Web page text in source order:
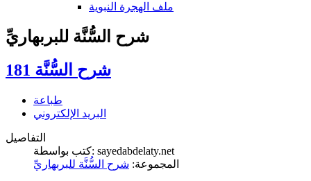
ملف الهجرة النبوية
شرح السُّنَّة للبربهاريِّ
شرح السُّنَّة 181
طباعة
البريد الإلكتروني
التفاصيل
كتب بواسطة: sayedabdelaty.net
المجموعة: شرح السُّنَّة للبربهاريِّ